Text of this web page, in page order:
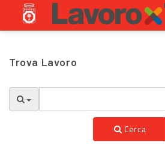
Trova Lavoro
Cerca